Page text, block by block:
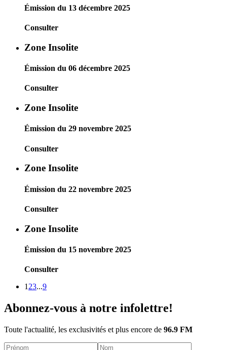
Émission du 13 décembre 2025
Consulter
Zone Insolite
Émission du 06 décembre 2025
Consulter
Zone Insolite
Émission du 29 novembre 2025
Consulter
Zone Insolite
Émission du 22 novembre 2025
Consulter
Zone Insolite
Émission du 15 novembre 2025
Consulter
1 23...9
Abonnez-vous à notre infolettre!
Toute l'actualité, les exclusivités et plus encore de 96.9 FM